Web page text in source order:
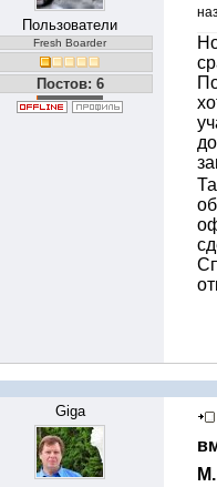
Пользователи
Fresh Boarder
Постов: 6
Giga